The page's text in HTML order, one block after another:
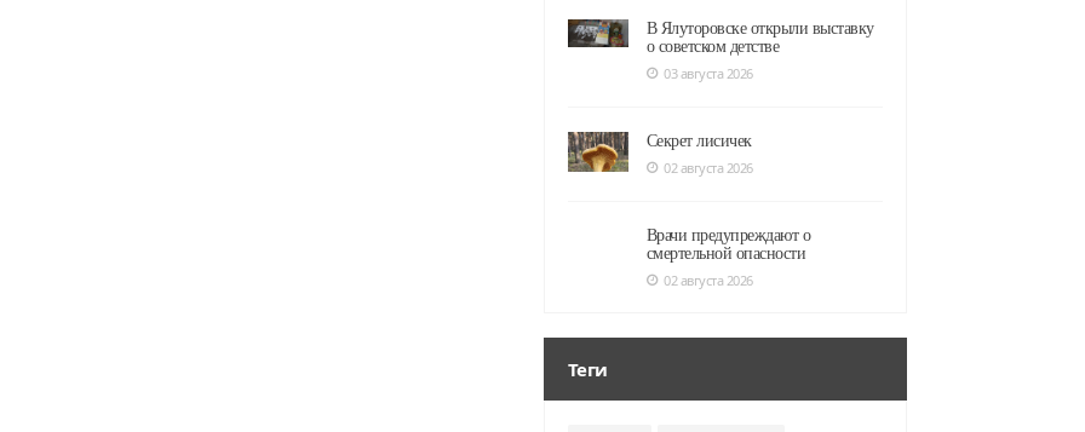
В Ялуторовске открыли выставку
о советском детстве
03 августа 2026
Секрет лисичек
02 августа 2026
Врачи предупреждают о
смертельной опасности
02 августа 2026
Теги